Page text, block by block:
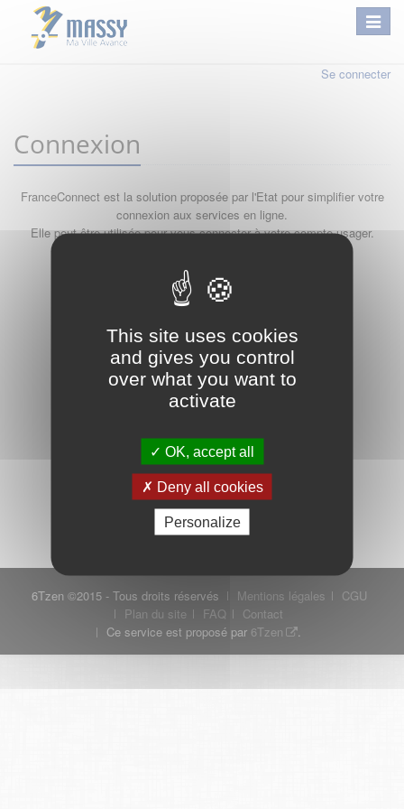
Se connecter
Connexion
FranceConnect est la solution proposée par l'Etat pour simplifier votre
connexion aux services en ligne.
Elle peut être utilisée pour vous connecter à votre compte usager.
Qu'est-ce que FranceConnect ?
Mot de passe oublié ? Je crée mon compte
Connexion
6Tzen ©2015 - Tous droits réservés Mentions légales
CGU
Plan du site
FAQ
Contact
Ce service est proposé par 6Tzen .
This site uses cookies
and gives you control
over what you want to
activate
OK, accept all
Deny all cookies
Personalize